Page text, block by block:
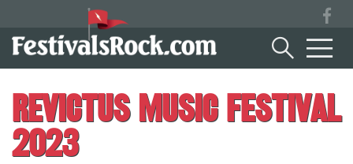
Revictus Music Festival
2023